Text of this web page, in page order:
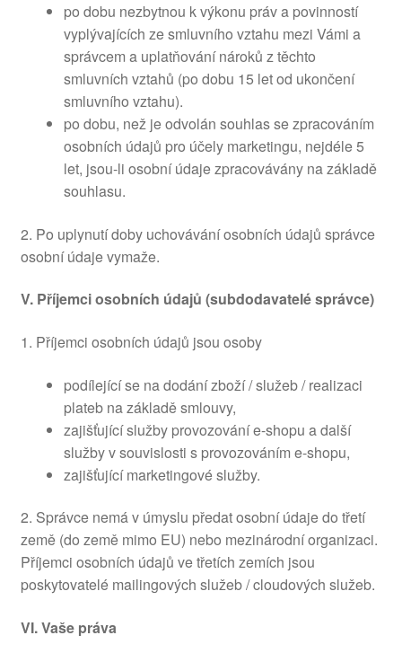
po dobu nezbytnou k výkonu práv a povinností
vyplývajících ze smluvního vztahu mezi Vámi a
správcem a uplatňování nároků z těchto
smluvních vztahů (po dobu 15 let od ukončení
smluvního vztahu).
po dobu, než je odvolán souhlas se zpracováním
osobních údajů pro účely marketingu, nejdéle 5
let, jsou-li osobní údaje zpracovávány na základě
souhlasu.
2. Po uplynutí doby uchovávání osobních údajů správce
osobní údaje vymaže.
V. Příjemci osobních údajů (subdodavatelé správce)
1. Příjemci osobních údajů jsou osoby
podílející se na dodání zboží / služeb / realizaci
plateb na základě smlouvy,
zajišťující služby provozování e-shopu a další
služby v souvislosti s provozováním e-shopu,
zajišťující marketingové služby.
2. Správce nemá v úmyslu předat osobní údaje do třetí
země (do země mimo EU) nebo mezinárodní organizaci.
Příjemci osobních údajů ve třetích zemích jsou
poskytovatelé mailingových služeb / cloudových služeb.
VI.Vaše práva